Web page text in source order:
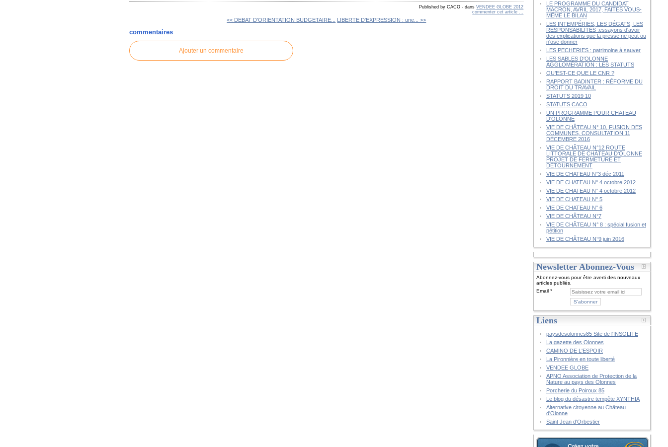
Published by CACO - dansVENDEE GLOBE 2012
commenter cet article
<< DEBAT D'ORIENTATION BUDGETAIRE... LIBERTE D'EXPRESSION : une... >>
commentaires
Ajouter un commentaire
LE PROGRAMME DU CANDIDAT
MACRON, AVRIL 2017, FAITES VOUS-
MÊME LE BILAN
LES INTEMPÉRIES, LES DÉGATS, LES
RESPONSABILITÉS :essayons d'avoir
des explications que la presse ne peut ou
n'ose donner
LES PECHERIES : patrimoine à sauver
LES SABLES D'OLONNE
AGGLOMÉRATION : LES STATUTS
QU’EST-CE QUE LE CNR ?
RAPPORT BADINTER : RÉFORME DU
DROIT DU TRAVAIL
STATUTS 2019 10
STATUTS CACO
UN PROGRAMME POUR CHATEAU
D'OLONNE
VIE DE CHÂTEAU N° 10, FUSION DES
COMMUNES, CONSULTATION 11
DÉCEMBRE 2016
VIE DE CHÂTEAU N°12 ROUTE
LITTORALE DE CHÂTEAU D'OLONNE
PROJET DE FERMETURE ET
DÉTOURNEMENT
VIE DE CHATEAU N°3 déc 2011
VIE DE CHATEAU N° 4 octobre 2012
VIE DE CHATEAU N° 4 octobre 2012
VIE DE CHATEAU N° 5
VIE DE CHATEAU N° 6
VIE DE CHÂTEAU N°7
VIE DE CHÂTEAU N° 8 : spécial fusion et
pétition
VIE DE CHÂTEAU N°9 juin 2016
Newsletter Abonnez-Vous
Abonnez-vous pour être averti des nouveaux
articles publiés.
Email
Liens
paysdesolonnes85 Site de l'INSOLITE
La gazette des Olonnes
CAMINO DE L'ESPOIR
La Pironnière en toute liberté
VENDEE GLOBE
APNO Association de Protection de la
Nature au pays des Olonnes
Porcherie du Poiroux 85
Le blog du désastre tempête XYNTHIA
Alternative citoyenne au Château
d'Olonne
Saint Jean d'Orbestier